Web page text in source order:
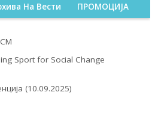
На Вести ПРОМОЦИЈА
Sport for Social Change
(10.09.2025)